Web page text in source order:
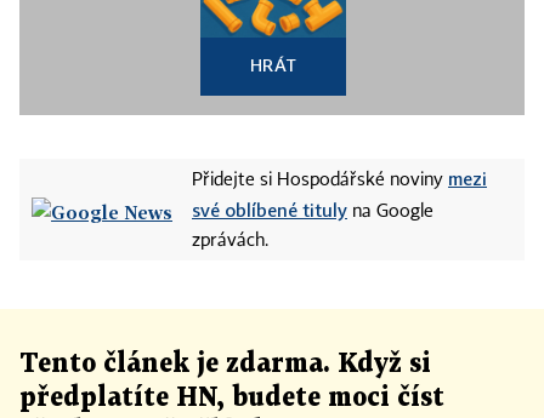
HRÁT
Přidejte si Hospodářské noviny mezi
své oblíbené tituly na Google
zprávách.
Tento článek je zdarma. Když si
předplatíte HN, budete moci číst